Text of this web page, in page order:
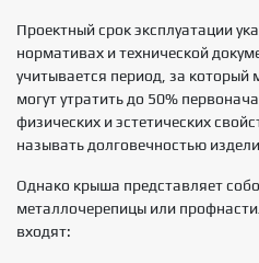
Проектный срок эксплуатации
нормативах и технической
учитывается период, за который
могут утратить до 50%
физических и эстетических
называть долговечностью
Однако крыша представляет
металлочерепицы или
входят: